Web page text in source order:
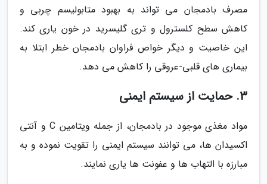
مصرف بادمجان می تواند به بهبود متابولیسم چربی و
کاهش سطح کلسترول و تری گلیسرید در خون یاری کند.
این خاصیت و دیگر خواص فراوان بادمجان خطر ابتلا به
بیماری های قلبی-عروقی را کاهش می دهد.
3. حمایت از سیستم ایمنی
مواد مغذی موجود در بادمجان، از جمله ویتامین C و آنتی
اکسیدان ها، می توانند سیستم ایمنی را تقویت نموده و به
مبارزه با التهاب ها و عفونت ها یاری نمایند.